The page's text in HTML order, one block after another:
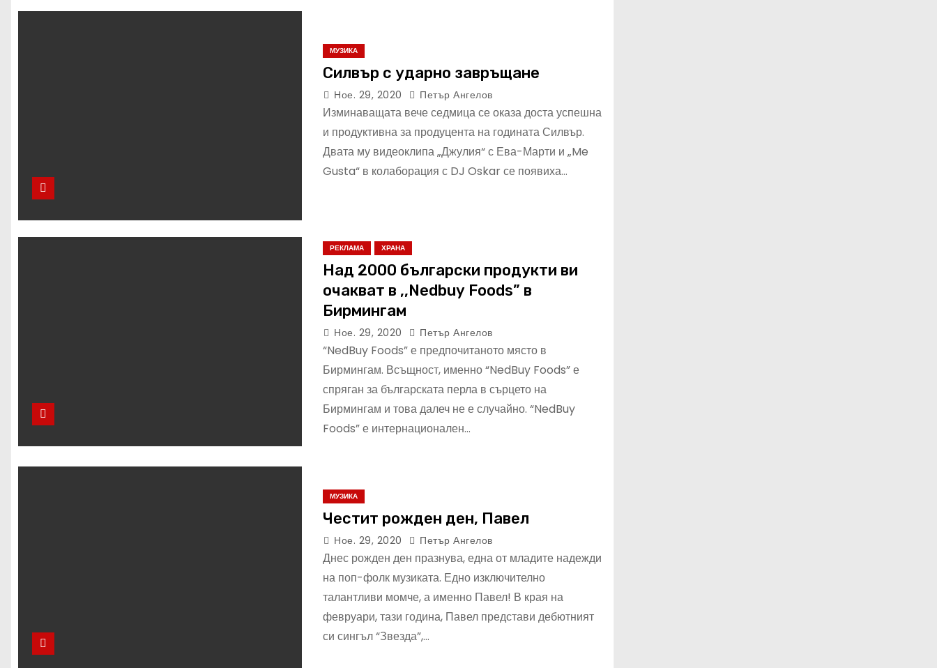
МУЗИКА
Силвър с ударно завръщане
Ное. 29, 2020 Петър Ангелов
Изминаващата вече седмица се оказа доста успешна
и продуктивна за продуцента на годината Силвър.
Двата му видеоклипа „Джулия“ с Ева-Марти и „Me
Gusta“ в колаборация с DJ Oskar се появиха…
РЕКЛАМА ХРАНА
Над 2000 български продукти ви
очакват в ,,Nedbuy Foods” в
Бирмингам
Ное. 29, 2020 Петър Ангелов
“NedBuy Foods” е предпочитаното място в
Бирмингам. Всъщност, именно “NedBuy Foods” е
спряган за българската перла в сърцето на
Бирмингам и това далеч не е случайно. “NedBuy
Foods” е интернационален…
МУЗИКА
Честит рожден ден, Павел
Ное. 29, 2020 Петър Ангелов
Днес рожден ден празнува, една от младите надежди
на поп-фолк музиката. Едно изключително
талантливи момче, а именно Павел! В края на
февруари, тази година, Павел представи дебютният
си сингъл “Звезда”,…